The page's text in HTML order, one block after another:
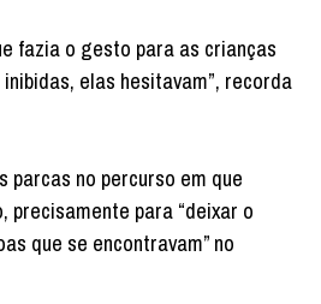
fazia o gesto para as crianças
elas hesitavam”, recorda
parcas no percurso em que
precisamente para “deixar o
que se encontravam” no